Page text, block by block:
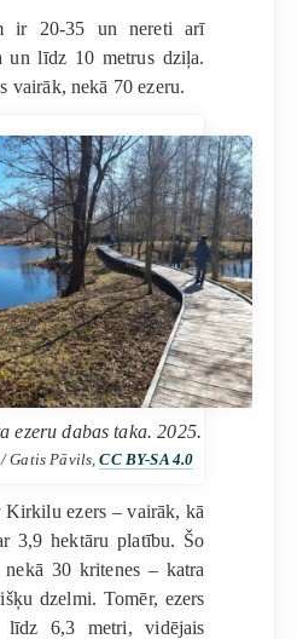
ir 20-35 un nereti arī
un līdz 10 metrus dziļa.
vairāk, nekā 70 ezeru.
ezeru dabas taka. 2025.
/ Gatis Pāvils,CC BY-SA 4.0
ezers – vairāk, kā
3,9 hektāru platību. Šo
30 kritenes – katra
dzelmi. Tomēr, ezers
6,3 metri, vidējais